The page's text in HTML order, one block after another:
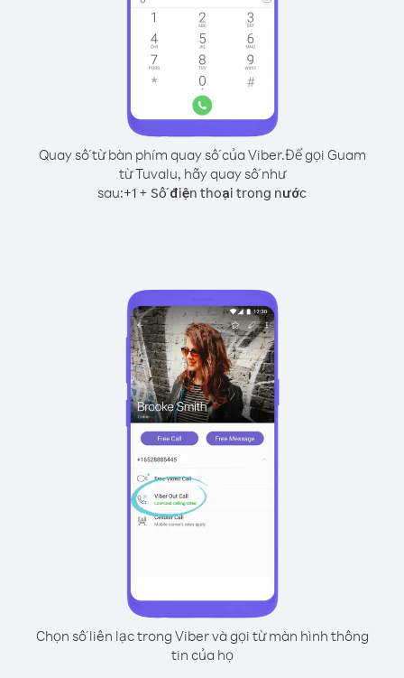
Quay số từ bàn phím quay số của Viber.Để gọi Guam
từ Tuvalu, hãy quay số như
sau:+1 + Số điện thoại trong nước
Chọn số liên lạc trong Viber và gọi từ màn hình thông
tin của họ